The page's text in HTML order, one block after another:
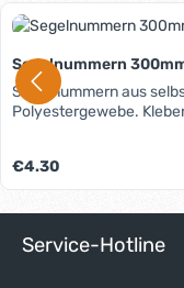
Segelnummern
Segelnummern aus
Polyestergewebe.
Regulärer Preis:
€4.30
Service-Hotline